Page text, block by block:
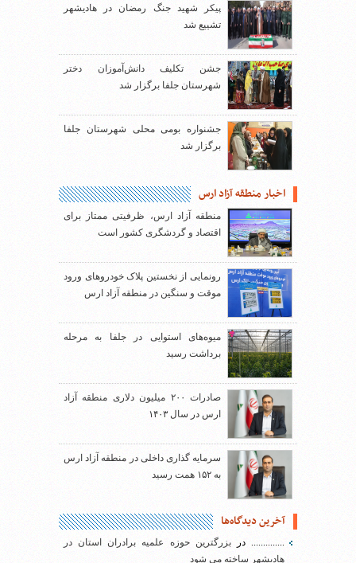
پیکر شهید جنگ رمضان در هادیشهر
تشییع شد
جشن تکلیف دانش‌آموزان دختر
شهرستان جلفا برگزار شد
جشنواره بومی محلی شهرستان جلفا
برگزار شد
اخبار منطقه آزاد ارس
منطقه آزاد ارس، ظرفیتی ممتاز برای
اقتصاد و گردشگری کشور است
رونمایی از نخستین پلاک خودروهای ورود
موقت و سنگین در منطقه آزاد ارس
میوه‌های استوایی در جلفا به مرحله
برداشت رسید
صادرات ۲۰۰ میلیون دلاری منطقه آزاد
ارس در سال ۱۴۰۳
سرمایه گذاری داخلی در منطقه آزاد ارس
به ۱۵۲ همت رسید
آخرین دیدگاه‌ها
..............دربزرگترین حوزه علمیه برادران استان در
هادیشهر ساخته می شود